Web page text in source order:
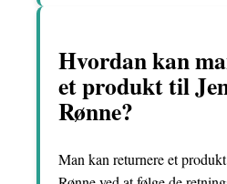
Hvordan kan
et produkt til
Rønne?
Man kan returnere et